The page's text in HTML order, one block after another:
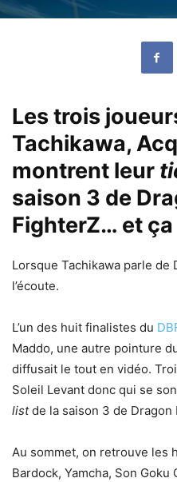
Les trois
Tachikawa,
montrent leur
saison 3 de
FighterZ… et
Lorsque Tachikawa parle de
l’écoute.
L’un des huit finalistes du
Maddo, une autre pointure
diffusait le tout en vidéo.
Soleil Levant donc qui se
listde la saison 3 de Dragon
Au sommet, on retrouve les
Bardock, Yamcha, Son Goku